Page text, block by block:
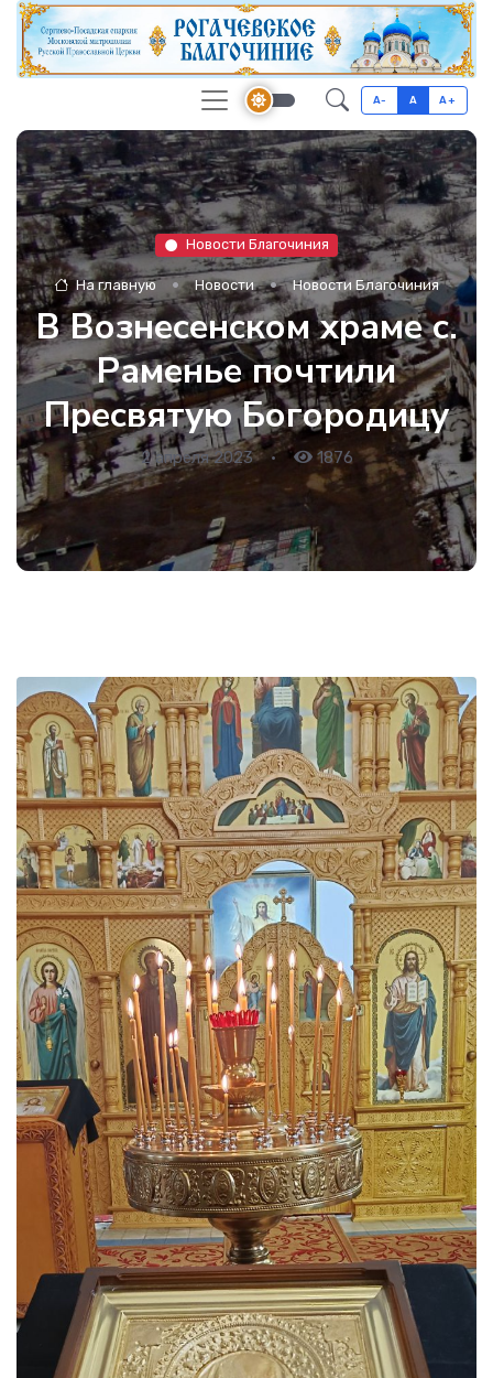
A- A A+
Новости Благочиния
На главную Новости Новости Благочиния
В Вознесенском храме с.
Раменье почтили
Пресвятую Богородицу
2 апреля 2023 • 1876